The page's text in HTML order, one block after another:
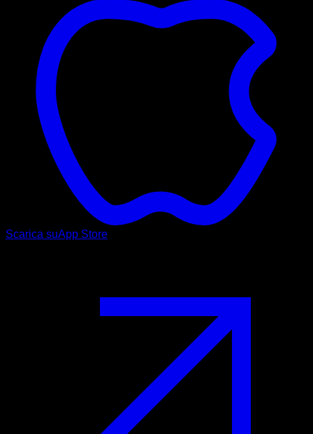
Scarica suApp Store